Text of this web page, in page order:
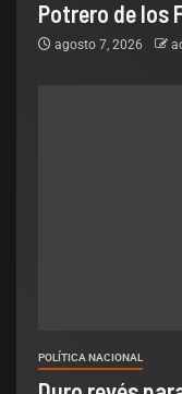
Potrero de los
agosto 7, 2026
POLÍTICA NACIONAL